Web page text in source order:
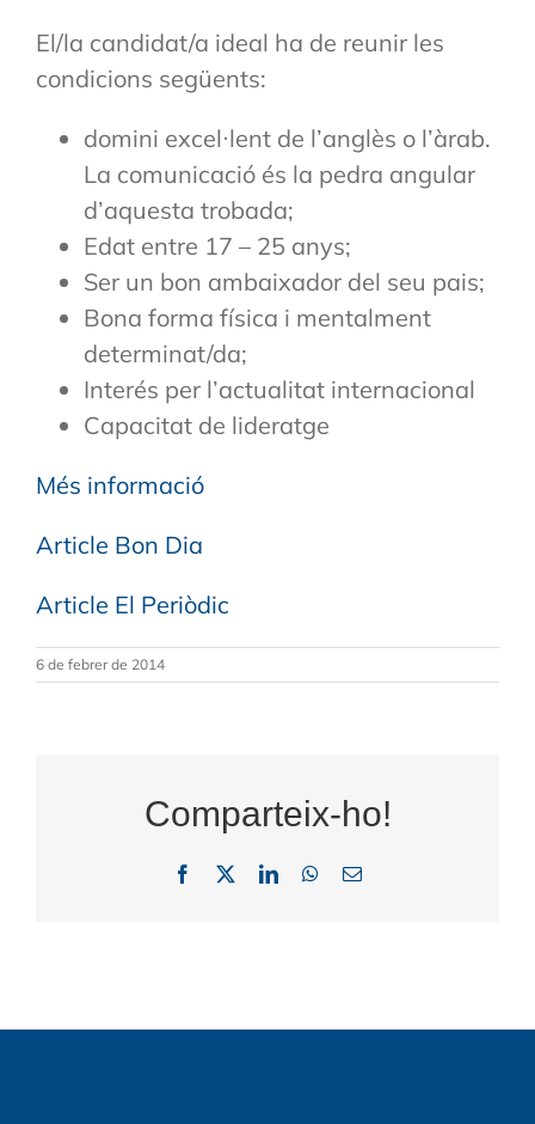
El/la candidat/a ideal ha de reunir les
condicions següents:
domini excel·lent de l’anglès o l’àrab.
La comunicació és la pedra angular
d’aquesta trobada;
Edat entre 17 – 25 anys;
Ser un bon ambaixador del seu pais;
Bona forma física i mentalment
determinat/da;
Interés per l’actualitat internacional
Capacitat de lideratge
Més informació
Article Bon Dia
Article El Periòdic
6 de febrer de 2014
Comparteix-ho!
Facebook LinkedInWhatsApp
Email: